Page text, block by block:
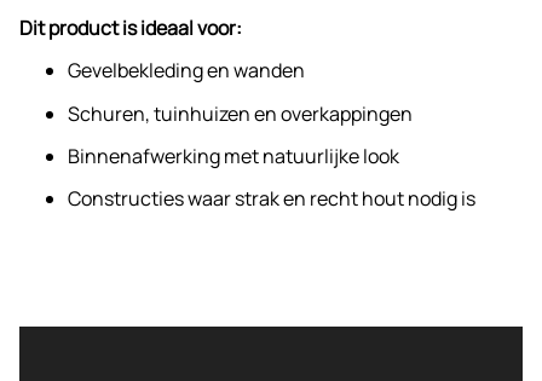
Dit product is ideaal voor:
Gevelbekleding en wanden
Schuren, tuinhuizen en overkappingen
Binnenafwerking met natuurlijke look
Constructies waar strak en recht hout nodig is